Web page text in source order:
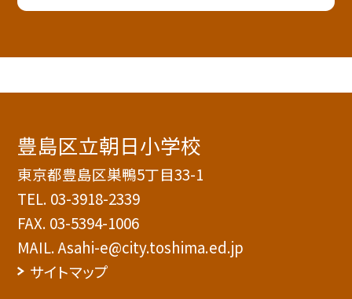
豊島区立朝日小学校
東京都豊島区巣鴨5丁目33-1
TEL. 03-3918-2339
FAX. 03-5394-1006
MAIL. Asahi-e@city.toshima.ed.jp
サイトマップ